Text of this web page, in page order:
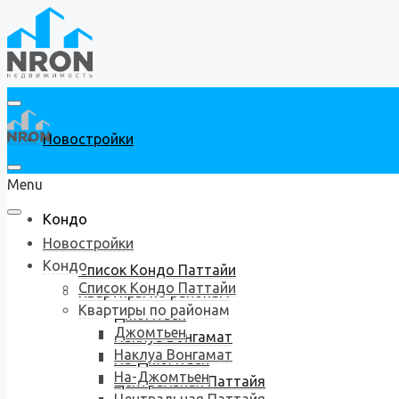
Новостройки
Кондо
Список Кондо Паттайи
Квартиры по районам
Джомтьен
Наклуа Вонгамат
На-Джомтьен
Центральная Паттайя
Menu
Новостройки
Кондо
Список Кондо Паттайи
Квартиры по районам
Джомтьен
Наклуа Вонгамат
На-Джомтьен